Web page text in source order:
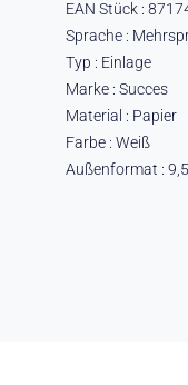
EAN Stück :
Sprache :
Typ : Einlage
Marke : Succes
Material : Papier
Farbe : Weiß
Außenformat :